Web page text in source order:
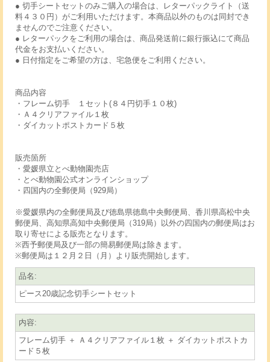
● 切手シートセットのみご購入の場合は、レターパックライト（送
料４３０円）がご利用いただけます。本商品以外のものは同封でき
ませんのでご注意ください。
● レターパックをご利用の場合は、商品発送前に銀行振込にて商品
代金をお支払いください。
● 日付指定をご希望の方は、宅急便をご利用ください。
商品内容
・フレーム切手 １セット(８４円切手１０枚)
・Ａ４クリアファイル１枚
・ダイカットポストカード５枚
販売箇所
・愛媛県立とべ動物園売店
・とべ動物園公式オンラインショップ
・四国内の全郵便局（929局）
※愛媛県内の全郵便局及び徳島県徳島中央郵便局、香川県高松中央
郵便局、高知県高知中央郵便局（319局）以外の四国内の郵便局はお
取り寄せによる販売となります。
※西予郵便局及び一部の簡易郵便局は除きます。
※郵便局は１２月２日（月）より販売開始します。
品名 :
ピース20歳記念切手シートセット
内容:
フレーム切手 ＋ Ａ４クリアファイル１枚 ＋ ダイカットポストカ
ード５枚